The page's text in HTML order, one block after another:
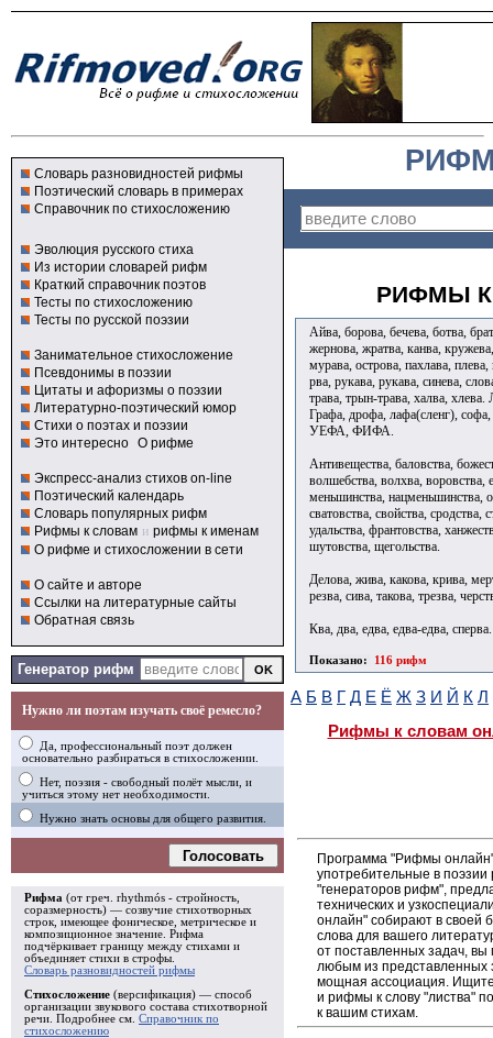
Словарь разновидностей рифмы
Поэтический словарь в примерах
Справочник по стихосложению
Эволюция русского стиха
Из истории словарей рифм
Краткий справочник поэтов
Тесты по стихосложению
Тесты по русской поэзии
Занимательное стихосложение
Псевдонимы в поэзии
Цитаты и афоризмы о поэзии
Литературно-поэтический юмор
Стихи о поэтах и поэзии
Это интересно О рифме
Экспресс-анализ стихов on-line
Поэтический календарь
Словарь популярных рифм
Рифмы к словам и рифмы к именам
О рифме и стихосложении в сети
О сайте и авторе
Ссылки на литературные сайты
Обратная связь
Генератор рифм
Нужно ли поэтам изучать своё ремесло?
Да, профессиональный поэт должен
основательно разбираться в стихосложении.
Нет, поэзия - свободный полёт мысли, и
учиться этому нет необходимости.
Нужно знать основы для общего развития.
Голосовать
Рифма (от греч. rhythmós - стройность,
соразмерность) — созвучие стихотворных
строк, имеющее фоническое, метрическое и
композиционное значение. Рифма
подчёркивает границу между стихами и
объединяет стихи в строфы
Словарь разновидностей рифмы
Стихосложение (версификация) — способ
организации звукового состава стихотворной
речи. Подробнее см. Справочник по
стихосложению
РИФМЫ К
Айва, борова, бечева, ботва,
жернова, жратва, канва,
мурава, острова, пахлава,
рва, рукава, рукава, синева,
трава, трын-трава, халва,
Графа, дрофа, лафа(сленг),
УЕФА, ФИФА.
Антивещества, баловства,
волшебства, волхва, воровства,
меньшинства, нацменьшинства,
сватовства, свойства, сродства,
удальства, франтовства,
шутовства, щегольства.
Делова, жива, какова, крива,
резва, сива, такова, трезва,
Ква, два, едва, едва-едва, сперва.
Показано: 116 рифм
А Б В Г Д Е Ё Ж З И Й К Л
Рифмы к словам
Программа "Рифмы
употребительные в
"генераторов рифм",
технических и
онлайн" собирают в своей
слова для вашего
от поставленных задач,
любым из
мощная ассоциация. Ищите
и рифмы к слову "листва"
к вашим стихам.